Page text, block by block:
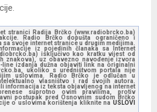
stranici Radija Brčko (www.radiobrcko.ba)
Radio Brčko dopušta ograničeno i
svoje internet stranice u drugim medijima.
iz pojedinih članaka sa Internet
isključivo kao kratku vijest od
znakova), uz obavezno navođenje izvora
izdanja dužna objaviti link na originalni
ukoliko s uredništvom portala nije
uslovima. Radio Brčko je odlučan u
vlasništvo i rad svojih autora.
informacija iz teksta objavljenog na internet
suprotno ovim pravilima, protiv
postupak pred Osnovnim sudom Brčko
o uslovima korištenja kliknite na USLOVI